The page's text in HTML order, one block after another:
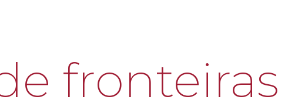
fronteiras